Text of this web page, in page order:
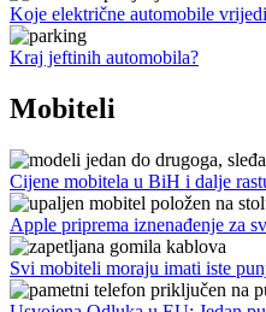
Koje električne automobile
Kraj jeftinih automobila?
Mobiteli
Cijene mobitela u BiH i dalje
Apple priprema iznenađenje za
Svi mobiteli moraju imati iste